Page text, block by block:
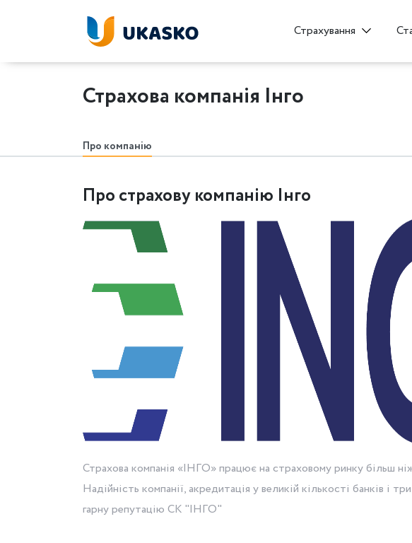
Страхування
Страхова компанія Інго
Про компанію
Про страхову компанію Інго
Страхова компанія «ІНГО» працює на страховому ринку більш
Надійність компанії, акредитація у великій кількості банків і
гарну репутацію СК "ІНГО"